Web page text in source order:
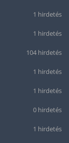
1 hirdetés
1 hirdetés
104 hirdetés
1 hirdetés
1 hirdetés
0 hirdetés
1 hirdetés